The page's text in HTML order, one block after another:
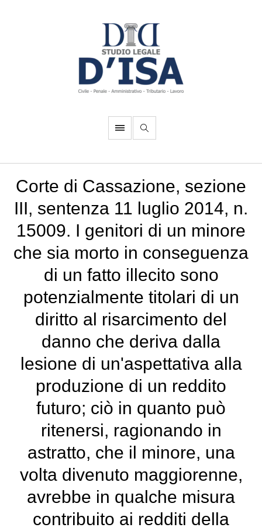
Corte di Cassazione, sezione
III, sentenza 11 luglio 2014, n.
15009. I genitori di un minore
che sia morto in conseguenza
di un fatto illecito sono
potenzialmente titolari di un
diritto al risarcimento del
danno che deriva dalla
lesione di un'aspettativa alla
produzione di un reddito
futuro; ciò in quanto può
ritenersi, ragionando in
astratto, che il minore, una
volta divenuto maggiorenne,
avrebbe in qualche misura
contribuito ai redditi della